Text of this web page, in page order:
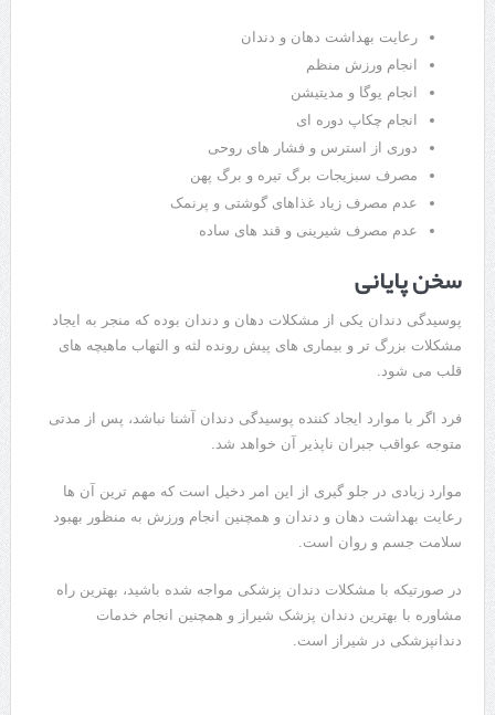
رعایت بهداشت دهان و دندان
انجام ورزش منظم
انجام یوگا و مدیتیشن
انجام چکاپ دوره ای
دوری از استرس و فشار های روحی
مصرف سبزیجات برگ تیره و برگ پهن
عدم مصرف زیاد غذاهای گوشتی و پرنمک
عدم مصرف شیرینی و قند های ساده
سخن پایانی
پوسیدگی دندان یکی از مشکلات دهان و دندان بوده که منجر به ایجاد
مشکلات بزرگ تر و بیماری های پیش رونده لثه و التهاب ماهیچه های
قلب می شود.
فرد اگر با موارد ایجاد کننده پوسیدگی دندان آشنا نباشد، پس از مدتی
متوجه عواقب جبران ناپذیر آن خواهد شد.
موارد زیادی در جلو گیری از این امر دخیل است که مهم ترین آن ها
رعایت بهداشت دهان و دندان و همچنین انجام ورزش به منظور بهبود
سلامت جسم و روان است.
در صورتیکه با مشکلات دندان پزشکی مواجه شده باشید، بهترین راه
مشاوره با بهترین دندان پزشک شیراز و همچنین انجام خدمات
دندانپزشکی در شیراز است.